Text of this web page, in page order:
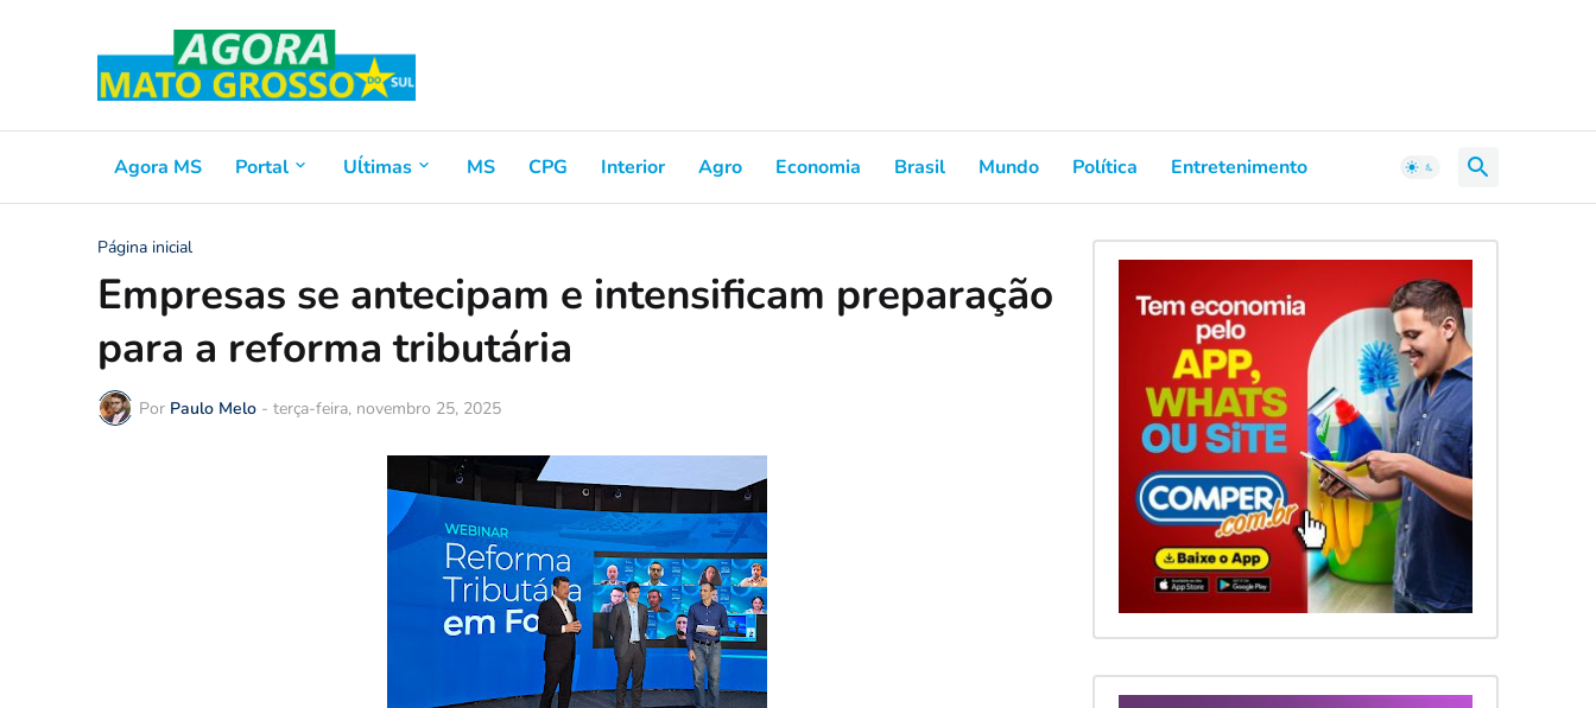
Agora MS Portal Uĺtimas MS CPG Interior Agro Economia Brasil Mundo Política Entretenimento
Página inicial
Empresas se antecipam e intensificam preparação
para a reforma tributária
Por Paulo Melo - terça-feira, novembro 25, 2025